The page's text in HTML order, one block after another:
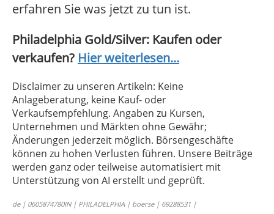
erfahren Sie was jetzt zu tun ist.
Philadelphia Gold/Silver: Kaufen oder
verkaufen? Hier weiterlesen...
Disclaimer zu unseren Artikeln: Keine
Anlageberatung, keine Kauf- oder
Verkaufsempfehlung. Angaben zu Kursen,
Unternehmen und Märkten ohne Gewähr;
Änderungen jederzeit möglich. Börsengeschäfte
können zu hohen Verlusten führen. Unsere Beiträge
werden ganz oder teilweise automatisiert mit
Unterstützung von AI erstellt und geprüft.
de | 0605874780IN | PHILADELPHIA | boerse | 69288531 |